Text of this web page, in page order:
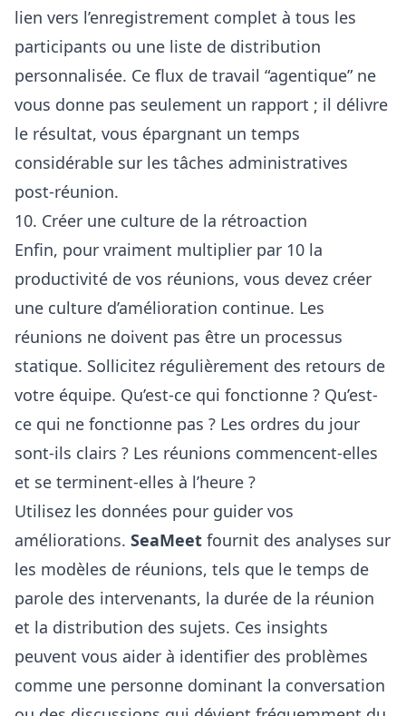
lien vers l’enregistrement complet à tous les
participants ou une liste de distribution
personnalisée. Ce flux de travail “agentique” ne
vous donne pas seulement un rapport ; il délivre
le résultat, vous épargnant un temps
considérable sur les tâches administratives
post-réunion.
10. Créer une culture de la rétroaction
Enfin, pour vraiment multiplier par 10 la
productivité de vos réunions, vous devez créer
une culture d’amélioration continue. Les
réunions ne doivent pas être un processus
statique. Sollicitez régulièrement des retours de
votre équipe. Qu’est-ce qui fonctionne ? Qu’est-
ce qui ne fonctionne pas ? Les ordres du jour
sont-ils clairs ? Les réunions commencent-elles
et se terminent-elles à l’heure ?
Utilisez les données pour guider vos
améliorations. SeaMeet fournit des analyses sur
les modèles de réunions, tels que le temps de
parole des intervenants, la durée de la réunion
et la distribution des sujets. Ces insights
peuvent vous aider à identifier des problèmes
comme une personne dominant la conversation